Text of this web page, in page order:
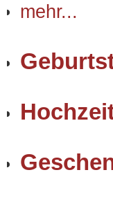
mehr...